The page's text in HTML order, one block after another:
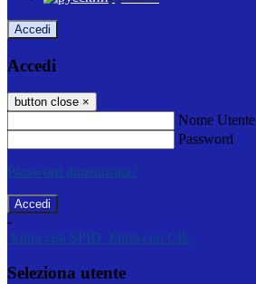
Accedi
Accedi
button close ×
Nome Utente
Password
Password dimenticata?
-
Entra con SPID Entra con CIE
Seleziona utente